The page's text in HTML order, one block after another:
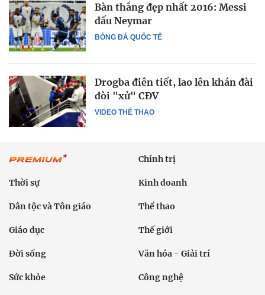
BÓNG ĐÁ QUỐC TẾ
Bàn thắng đẹp nhất 2016: Messi
đấu Neymar
VIDEO THỂ THAO
Drogba điên tiết, lao lên khán đài
đòi "xử" CĐV
Chính trị
Thời sự Kinh doanh
Dân tộc và Tôn giáo Thể thao
Giáo dục Thế giới
Đời sống Văn hóa - Giải trí
Sức khỏe Công nghệ